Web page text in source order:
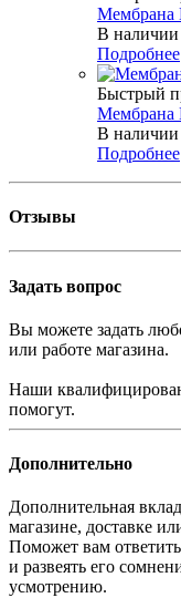
Мембрана
В наличии
Подробнее
Быстрый
Мембрана
В наличии
Подробнее
Отзывы
Задать вопрос
Вы можете задать
или работе магазина.
Наши
помогут.
Дополнительно
Дополнительная
магазине, доставке
Поможет вам
и развеять его
усмотрению.